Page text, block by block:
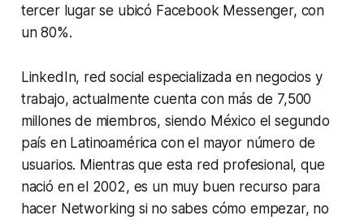
tercer lugar se ubicó Facebook Messenger, con
un 80%.
LinkedIn, red social especializada en negocios y
trabajo, actualmente cuenta con más de 7,500
millones de miembros, siendo México el segundo
país en Latinoamérica con el mayor número de
usuarios. Mientras que esta red profesional, que
nació en el 2002, es un muy buen recurso para
hacer Networking si no sabes cómo empezar, no